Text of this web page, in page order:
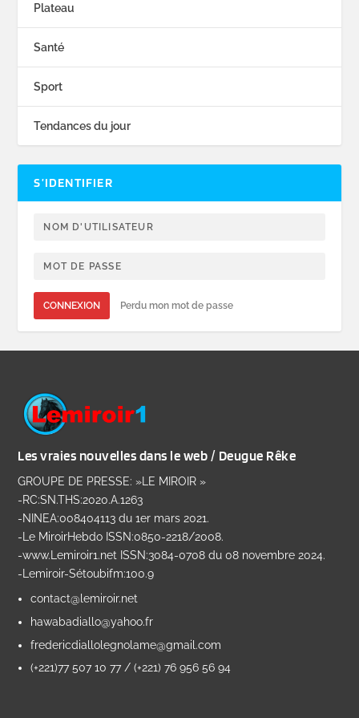
Plateau
Santé
Sport
Tendances du jour
S’IDENTIFIER
CONNEXION Perdu mon mot de passe
Les vraies nouvelles dans le web / Deugue Rêke
GROUPE DE PRESSE: »LE MIROIR »
-RC:SN.THS:2020.A.1263
-NINEA:008404113 du 1er mars 2021.
-Le MiroirHebdo ISSN:0850-2218/2008.
-www.Lemiroir1.net ISSN:3084-0708 du 08 novembre 2024.
-Lemiroir-Sétoubifm:100.9
contact@lemiroir.net
hawabadiallo@yahoo.fr
fredericdiallolegnolame@gmail.com
(+221)77 507 10 77 / (+221) 76 956 56 94